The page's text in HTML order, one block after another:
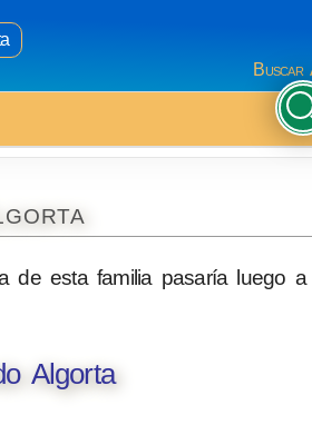
Buscar
de esta familia pasaría luego
Algorta